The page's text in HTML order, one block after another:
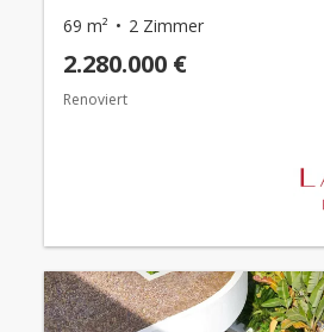
69 m² 2 Zimmer
2.280.000 €
Renoviert